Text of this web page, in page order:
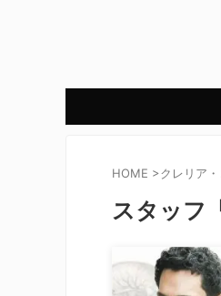
HOME >クレリア
スタッフ